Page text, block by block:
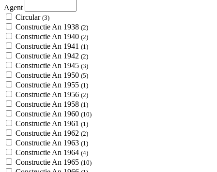
Agent
Circular (3)
Constructie An 1938 (2)
Constructie An 1940 (2)
Constructie An 1941 (1)
Constructie An 1942 (2)
Constructie An 1945 (3)
Constructie An 1950 (5)
Constructie An 1955 (1)
Constructie An 1956 (2)
Constructie An 1958 (1)
Constructie An 1960 (10)
Constructie An 1961 (1)
Constructie An 1962 (2)
Constructie An 1963 (1)
Constructie An 1964 (4)
Constructie An 1965 (10)